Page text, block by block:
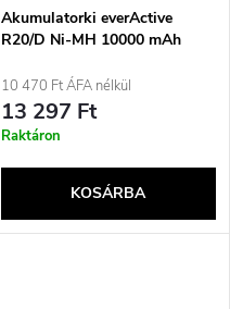
Akumulatorki everActive
R20/D Ni-MH 10000 mAh
10 470 Ft ÁFA nélkül
13 297 Ft
Raktáron
KOSÁRBA